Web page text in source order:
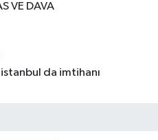
VE DAVA
da imtihanı